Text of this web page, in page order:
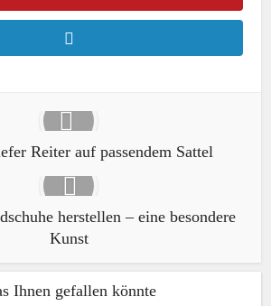
Reiter auf passendem Sattel
herstellen – eine besondere
Kunst
Ihnen gefallen könnte